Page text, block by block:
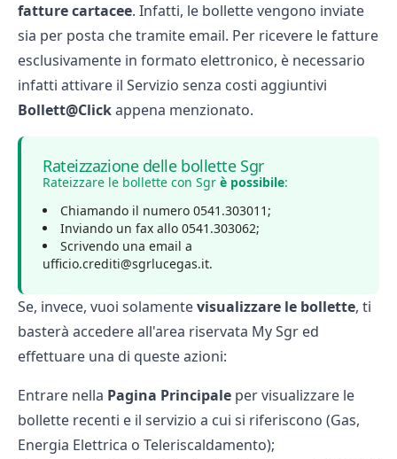
fatture cartacee. Infatti, le bollette vengono inviate
sia per posta che tramite email. Per ricevere le fatture
esclusivamente in formato elettronico, è necessario
infatti attivare il Servizio senza costi aggiuntivi
Bollett@Clickappena menzionato.
Rateizzazione delle bollette Sgr
Rateizzare le bollette con Sgr è possibile:
Chiamando il numero 0541.303011;
Inviando un fax allo 0541.303062;
Scrivendo una email a
ufficio.crediti@sgrlucegas.it.
Se, invece, vuoi solamentevisualizzare le bollette, ti
basterà accedere all'area riservata My Sgr ed
effettuare una di queste azioni:
Entrare nella Pagina Principale per visualizzare le
bollette recenti e il servizio a cui si riferiscono (Gas,
Energia Elettrica o Teleriscaldamento);